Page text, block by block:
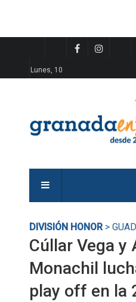
Lunes, 10
DIVISIÓN HONOR>
Cúllar Vega y
Monachil
play off en la